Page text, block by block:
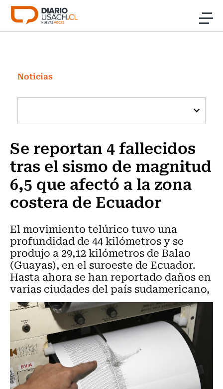
Click acá para ir directamente al contenido
Investigación
Cultura
Programas Radio y TV Usach
Noticias
Se reportan 4 fallecidos
tras el sismo de magnitud
6,5 que afectó a la zona
costera de Ecuador
El movimiento telúrico tuvo una
profundidad de 44 kilómetros y se
produjo a 29,12 kilómetros de Balao
(Guayas), en el suroeste de Ecuador.
Hasta ahora se han reportado daños en
varias ciudades del país sudamericano,